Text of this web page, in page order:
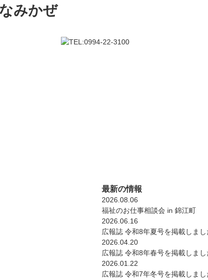
最新の情報
2026.08.06
福祉のお仕事相談会 in 錦江町
2026.06.16
広報誌 令和8年夏号を掲載しまし
2026.04.20
広報誌 令和8年春号を掲載しまし
2026.01.22
広報誌 令和7年冬号を掲載しまし